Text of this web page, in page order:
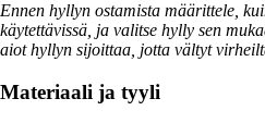
Ennen hyllyn ostamista määrittele,
käytettävissä, ja valitse hylly sen
aiot hyllyn sijoittaa, jotta vältyt
Materiaali ja tyyli